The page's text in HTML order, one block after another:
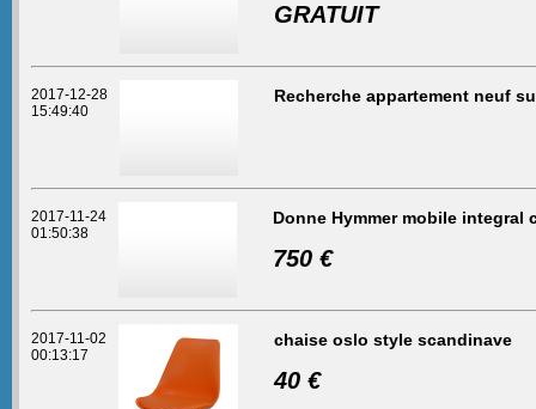
GRATUIT
2017-12-28
15:49:40
Recherche appartement neuf
2017-11-24
01:50:38
Donne Hymmer mobile integral
750 €
2017-11-02
00:13:17
chaise oslo style scandinave
40 €